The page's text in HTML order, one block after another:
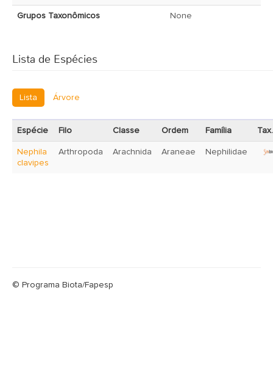
Grupos Taxonômicos None
Lista de Espécies
Lista Árvore
Espécie Filo Classe Ordem Família Tax.
Nephila
clavipes
Arthropoda Arachnida Araneae Nephilidae
© Programa Biota/Fapesp